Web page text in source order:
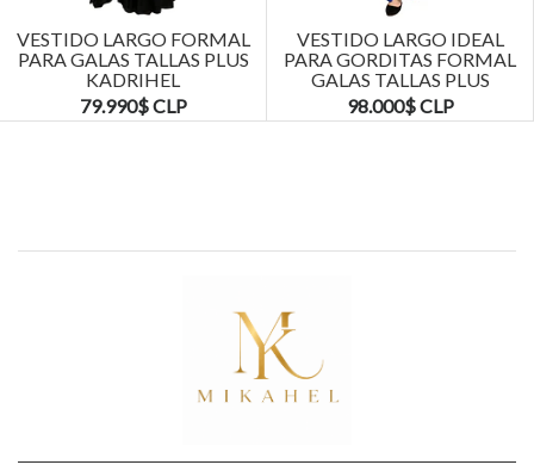
VESTIDO LARGO FORMAL
PARA GALAS TALLAS PLUS
KADRIHEL
79.990$ CLP
VESTIDO LARGO IDEAL
PARA GORDITAS FORMAL
GALAS TALLAS PLUS
KADRIHEL
98.000$ CLP